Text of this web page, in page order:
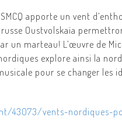
apporte un vent
Oustvolskaïa
un marteau! L’œuvre de
explore ainsi la
pour se changer les
43073/vents-nordiques-